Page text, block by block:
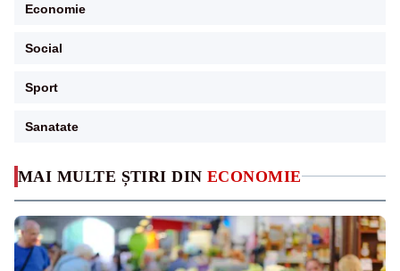
MAI MULTE ȘTIRI DIN ECONOMIE
Economie
Social
Sport
Sanatate